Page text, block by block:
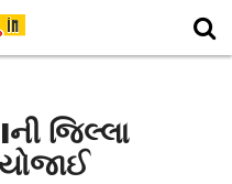
જિલ્લા
યોજાઈ